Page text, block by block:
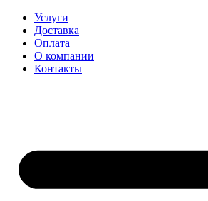
Перейти
содержимому
Услуги
Доставка
Оплата
О компании
Контакты